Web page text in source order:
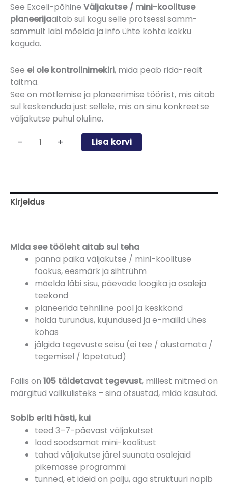
See Exceli-põhine Väljakutse / mini-koolituse
planeerijaaitab sul kogu selle protsessi samm-
sammult läbi mõelda ja info ühte kohta kokku
koguda.
See ei ole kontrollnimekiri, mida peab rida-realt
täitma.
See on mõtlemise ja planeerimise tööriist, mis aitab
sul keskenduda just sellele, mis on sinu konkreetse
väljakutse puhul oluline.
- + Lisa korvi
Kirjeldus
Mida see tööleht aitab sul teha
panna paika väljakutse / mini-koolituse
fookus, eesmärk ja sihtrühm
mõelda läbi sisu, päevade loogika ja osaleja
teekond
planeerida tehniline pool ja keskkond
hoida turundus, kujundused ja e-mailid ühes
kohas
jälgida tegevuste seisu (ei tee / alustamata /
tegemisel / lõpetatud)
Failis on 105 täidetavat tegevust, millest mitmed on
märgitud valikulisteks – sina otsustad, mida kasutad.
Sobib eriti hästi, kui
teed 3–7-päevast väljakutset
lood soodsamat mini-koolitust
tahad väljakutse järel suunata osalejaid
pikemasse programmi
tunned, et ideid on palju, aga struktuuri napib